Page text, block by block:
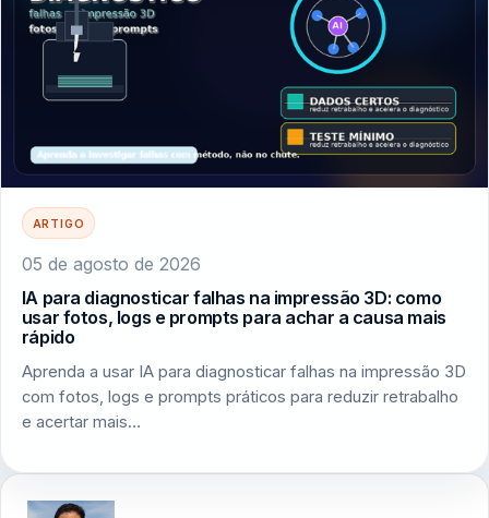
ARTIGO
05 de agosto de 2026
IA para diagnosticar falhas na impressão 3D: como
usar fotos, logs e prompts para achar a causa mais
rápido
Aprenda a usar IA para diagnosticar falhas na impressão 3D
com fotos, logs e prompts práticos para reduzir retrabalho
e acertar mais…